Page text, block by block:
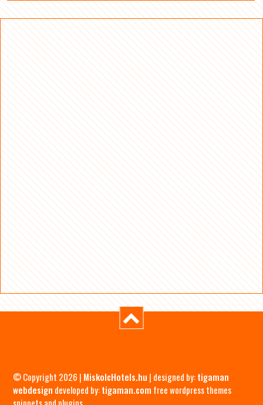
© Copyright 2026 | MiskolcHotels.hu | designed by:tigaman
webdesign developed by:tigaman.com free wordpress themes